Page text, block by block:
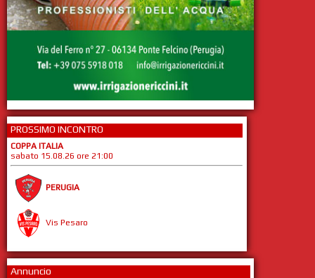
PROSSIMO INCONTRO
COPPA ITALIA
sabato 15.08.26 ore 21:00
PERUGIA
Vis Pesaro
Annuncio